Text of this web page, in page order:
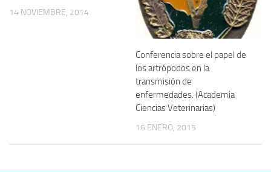
14 NOVIEMBRE, 2014
Conferencia sobre el papel de
los artrópodos en la
transmisión de
enfermedades. (Academia
Ciencias Veterinarias)
16 ENERO, 2015